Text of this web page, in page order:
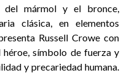
del mármol y el bronce,
clásica, en elementos
Russell Crowe con
símbolo de fuerza y
y precariedad humana.